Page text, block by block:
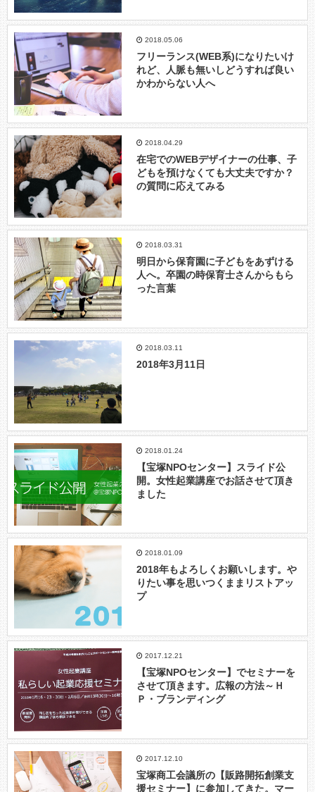
2018.05.06
フリーランス(WEB系)になりたいけ
れど、人脈も無いしどうすれば良い
かわからない人へ
2018.04.29
在宅でのWEBデザイナーの仕事、子
どもを預けなくても大丈夫ですか？
の質問に応えてみる
2018.03.31
明日から保育園に子どもをあずける
人へ。卒園の時保育士さんからもら
った言葉
2018.03.11
2018年3月11日
2018.01.24
【宝塚NPOセンター】スライド公
開。女性起業講座でお話させて頂き
ました
2018.01.09
2018年もよろしくお願いします。や
りたい事を思いつくままリストアッ
プ
2017.12.21
【宝塚NPOセンター】でセミナーを
させて頂きます。広報の方法～Ｈ
Ｐ・ブランディング
2017.12.10
宝塚商工会議所の【販路開拓創業支
援セミナー】に参加してきた。マー